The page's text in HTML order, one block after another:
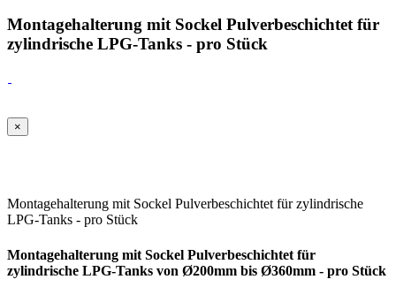
Montagehalterung mit Sockel Pulverbeschichtet für
zylindrische LPG-Tanks - pro Stück
×
Montagehalterung mit Sockel Pulverbeschichtet für zylindrische
LPG-Tanks - pro Stück
Montagehalterung mit Sockel Pulverbeschichtet für
zylindrische LPG-Tanks von Ø200mm bis Ø360mm - pro Stück